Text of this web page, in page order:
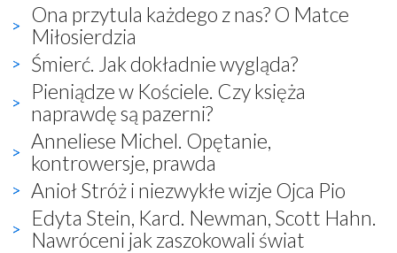
Ona przytula każdego z nas? O Matce
Miłosierdzia
Śmierć. Jak dokładnie wygląda?
Pieniądze w Kościele. Czy księża
naprawdę są pazerni?
Anneliese Michel. Opętanie,
kontrowersje, prawda
Anioł Stróż i niezwykłe wizje Ojca Pio
Edyta Stein, Kard. Newman, Scott Hahn.
Nawróceni jak zaszokowali świat